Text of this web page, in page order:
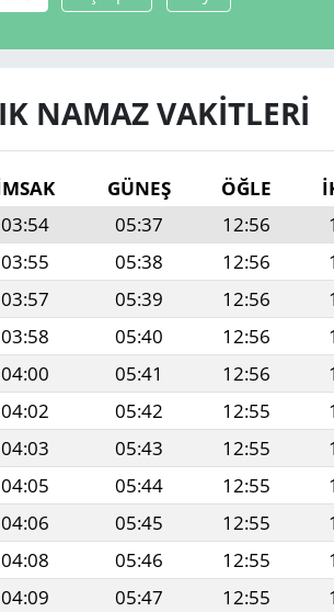
NAMAZ VAKITLERI
GÜNEŞ ÖĞLE
03:54 05:37 12:56
03:55 05:38 12:56
03:57 05:39 12:56
03:58 05:40 12:56
04:00 05:41 12:56
04:02 05:42 12:55
04:03 05:43 12:55
04:05 05:44 12:55
04:06 05:45 12:55
04:08 05:46 12:55
04:09 05:47 12:55